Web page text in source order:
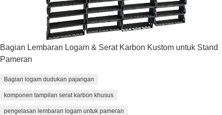
Bagian Lembaran Logam & Serat Karbon Kustom untuk Stand
Pameran
Bagian logam dudukan pajangan
komponen tampilan serat karbon khusus
pengelasan lembaran logam untuk pameran